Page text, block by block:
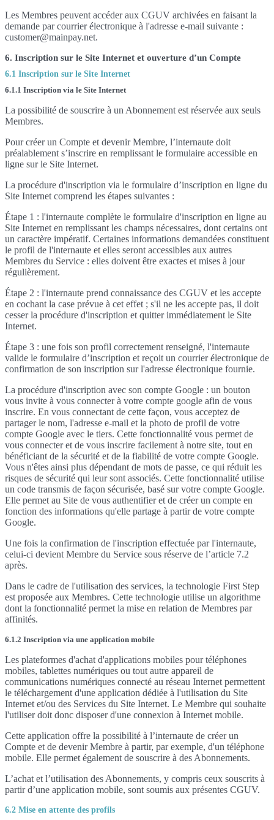
Les Membres peuvent accéder aux CGUV archivées en faisant la
demande par courrier électronique à l'adresse e-mail suivante :
customer@mainpay.net.
6. Inscription sur le Site Internet et ouverture d’un Compte
6.1 Inscription sur le Site Internet
6.1.1 Inscription via le Site Internet
La possibilité de souscrire à un Abonnement est réservée aux seuls
Membres.
Pour créer un Compte et devenir Membre, l’internaute doit
préalablement s’inscrire en remplissant le formulaire accessible en
ligne sur le Site Internet.
La procédure d'inscription via le formulaire d’inscription en ligne du
Site Internet comprend les étapes suivantes :
Étape 1 : l'internaute complète le formulaire d'inscription en ligne au
Site Internet en remplissant les champs nécessaires, dont certains ont
un caractère impératif. Certaines informations demandées constituent
le profil de l'internaute et elles seront accessibles aux autres
Membres du Service : elles doivent être exactes et mises à jour
régulièrement.
Étape 2 : l'internaute prend connaissance des CGUV et les accepte
en cochant la case prévue à cet effet ; s'il ne les accepte pas, il doit
cesser la procédure d'inscription et quitter immédiatement le Site
Internet.
Étape 3 : une fois son profil correctement renseigné, l'internaute
valide le formulaire d’inscription et reçoit un courrier électronique de
confirmation de son inscription sur l'adresse électronique fournie.
La procédure d'inscription avec son compte Google : un bouton
vous invite à vous connecter à votre compte google afin de vous
inscrire. En vous connectant de cette façon, vous acceptez de
partager le nom, l'adresse e-mail et la photo de profil de votre
compte Google avec le tiers. Cette fonctionnalité vous permet de
vous connecter et de vous inscrire facilement à notre site, tout en
bénéficiant de la sécurité et de la fiabilité de votre compte Google.
Vous n'êtes ainsi plus dépendant de mots de passe, ce qui réduit les
risques de sécurité qui leur sont associés. Cette fonctionnalité utilise
un code transmis de façon sécurisée, basé sur votre compte Google.
Elle permet au Site de vous authentifier et de créer un compte en
fonction des informations qu'elle partage à partir de votre compte
Google.
Une fois la confirmation de l'inscription effectuée par l'internaute,
celui-ci devient Membre du Service sous réserve de l’article 7.2
après.
Dans le cadre de l'utilisation des services, la technologie First Step
est proposée aux Membres. Cette technologie utilise un algorithme
dont la fonctionnalité permet la mise en relation de Membres par
affinités.
6.1.2 Inscription via une application mobile
Les plateformes d'achat d'applications mobiles pour téléphones
mobiles, tablettes numériques ou tout autre appareil de
communications numériques connecté au réseau Internet permettent
le téléchargement d'une application dédiée à l'utilisation du Site
Internet et/ou des Services du Site Internet. Le Membre qui souhaite
l'utiliser doit donc disposer d'une connexion à Internet mobile.
Cette application offre la possibilité à l’internaute de créer un
Compte et de devenir Membre à partir, par exemple, d'un téléphone
mobile. Elle permet également de souscrire à des Abonnements.
L’achat et l’utilisation des Abonnements, y compris ceux souscrits à
partir d’une application mobile, sont soumis aux présentes CGUV.
6.2 Mise en attente des profils